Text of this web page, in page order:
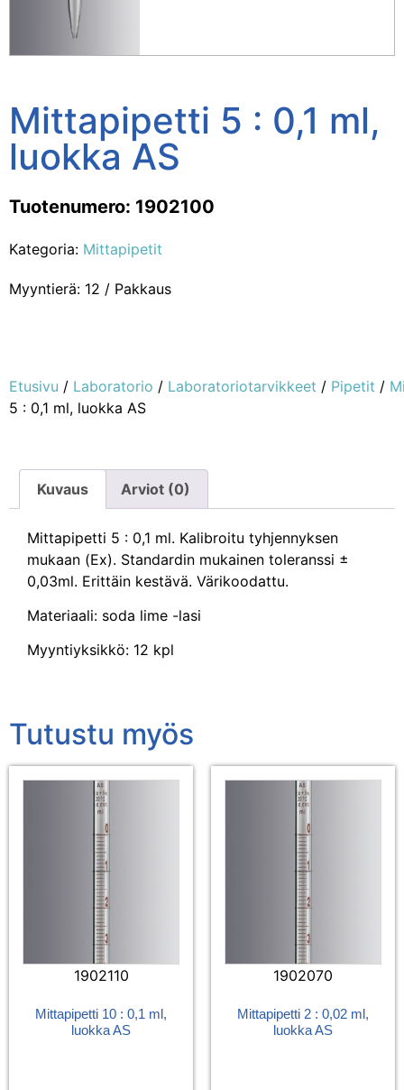
Mittapipetti 5 : 0,1 ml,
luokka AS
Tuotenumero: 1902100
Kategoria: Mittapipetit
Myyntierä: 12 / Pakkaus
Etusivu / Laboratorio / Laboratoriotarvikkeet / Pipetit /
5 : 0,1 ml, luokka AS
Kuvaus Arviot (0)
Mittapipetti 5 : 0,1 ml. Kalibroitu tyhjennyksen
mukaan (Ex). Standardin mukainen toleranssi ±
0,03ml. Erittäin kestävä. Värikoodattu.
Materiaali: soda lime -lasi
Myyntiyksikkö: 12 kpl
Tutustu myös
1902110
Mittapipetti 10 : 0,1 ml,
luokka AS
1902070
Mittapipetti 2 : 0,02 ml,
luokka AS